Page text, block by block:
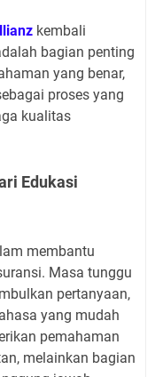
kembali
bagian penting
yang benar,
proses yang
kualitas
Edukasi
membantu
Masa tunggu
pertanyaan,
yang mudah
pemahaman
melainkan bagian